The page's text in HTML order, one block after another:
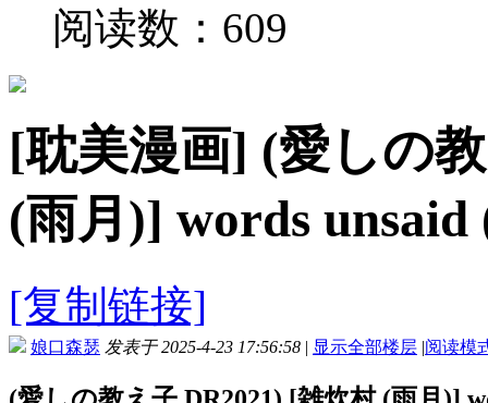
阅读数：609
[耽美漫画] (愛しの
(雨月)] words unsaid
[复制链接]
娘口森瑟 发表于 2025-4-23 17:56:58 | 显示全部楼层 |阅读模